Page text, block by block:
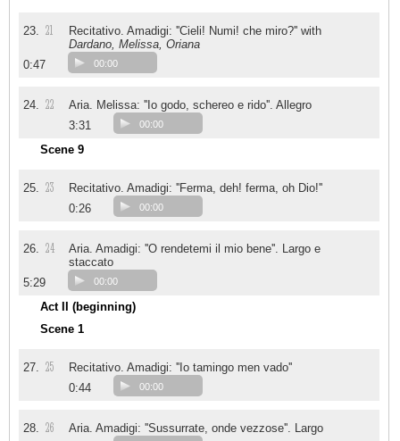
23. 21
Recitativo. Amadigi: ''Cieli! Numi! che miro?'' with
Dardano, Melissa, Oriana
0:47
00:00
24. 22
Aria. Melissa: ''Io godo, schereo e rido''. Allegro
3:31
00:00
Scene 9
25. 23
Recitativo. Amadigi: ''Ferma, deh! ferma, oh Dio!''
0:26
00:00
26. 24
Aria. Amadigi: ''O rendetemi il mio bene''. Largo e
staccato
5:29
00:00
Act II (beginning)
Scene 1
27. 25
Recitativo. Amadigi: ''Io tamingo men vado''
0:44
00:00
28. 26
Aria. Amadigi: ''Sussurrate, onde vezzose''. Largo